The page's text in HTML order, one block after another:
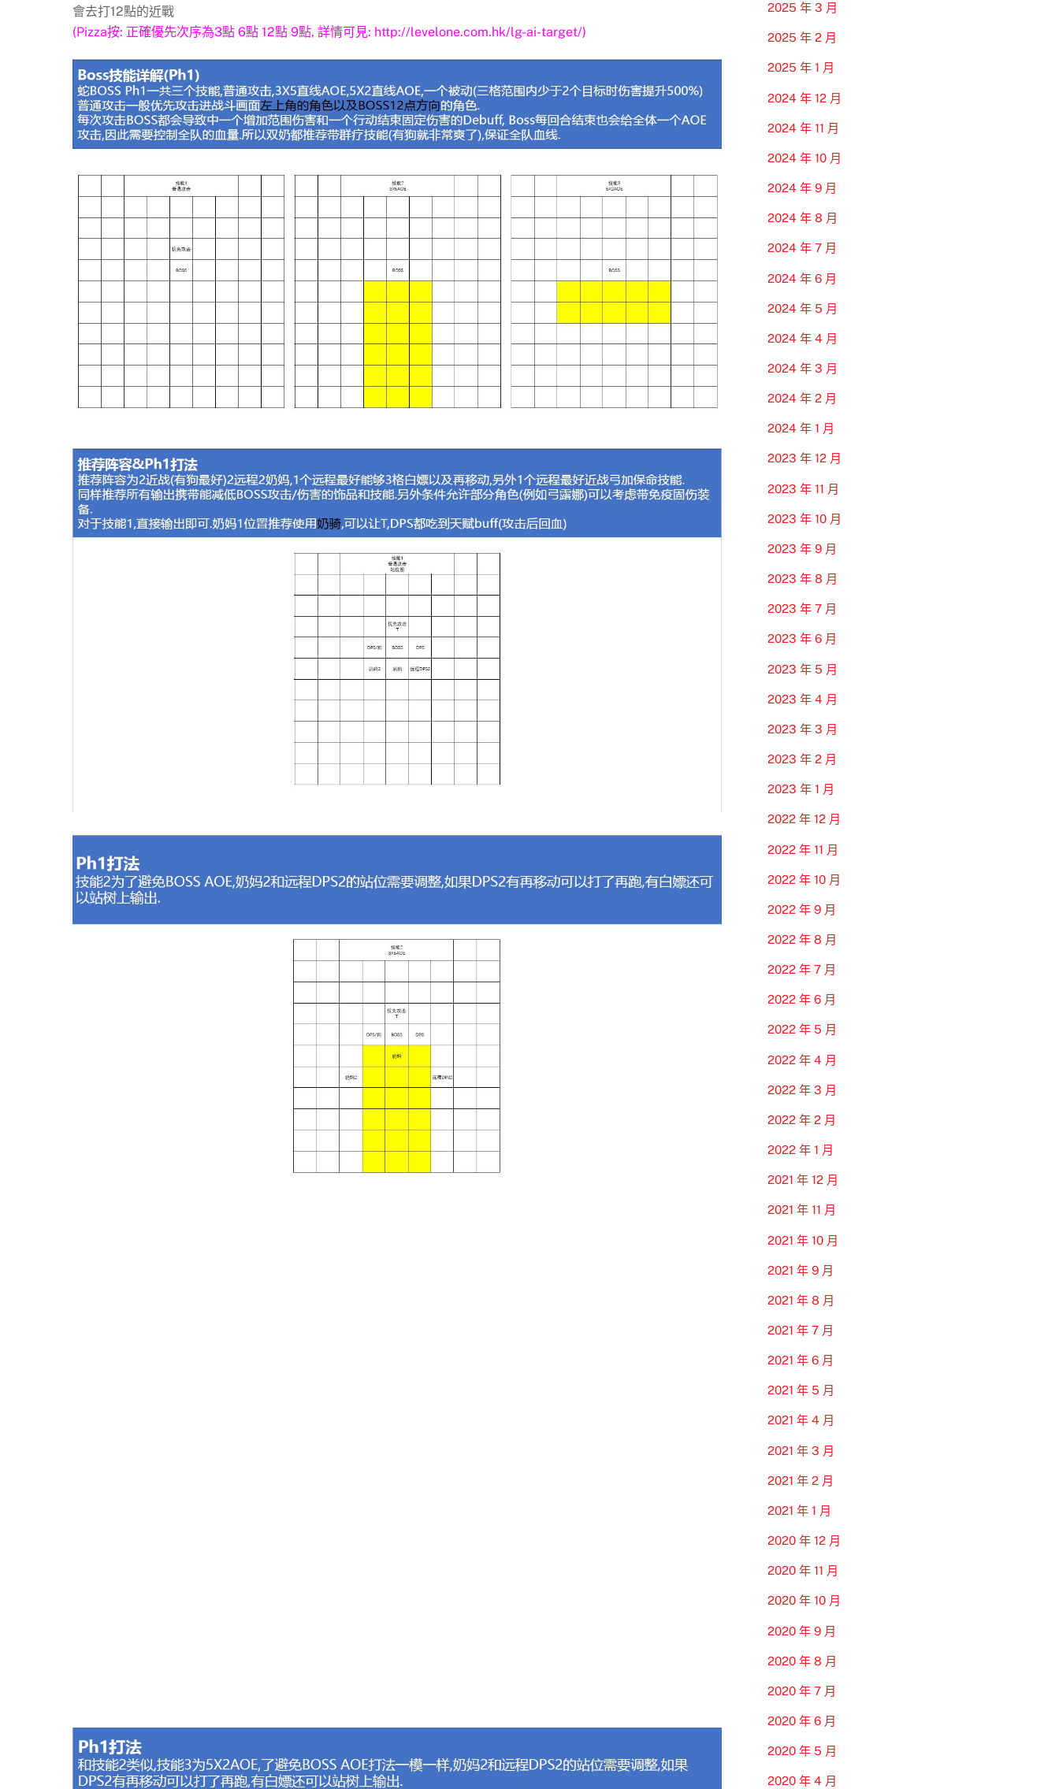
會去打12點的近戰
(Pizza按: 正確優先次序為3點 6點 12點 9點, 詳情可見: http://levelone.com.hk/lg-ai-target/)
2025 年 3 月
2025 年 2 月
2025 年 1 月
2024 年 12 月
2024 年 11 月
2024 年 10 月
2024 年 9 月
2024 年 8 月
2024 年 7 月
2024 年 6 月
2024 年 5 月
2024 年 4 月
2024 年 3 月
2024 年 2 月
2024 年 1 月
2023 年 12 月
2023 年 11 月
2023 年 10 月
2023 年 9 月
2023 年 8 月
2023 年 7 月
2023 年 6 月
2023 年 5 月
2023 年 4 月
2023 年 3 月
2023 年 2 月
2023 年 1 月
2022 年 12 月
2022 年 11 月
2022 年 10 月
2022 年 9 月
2022 年 8 月
2022 年 7 月
2022 年 6 月
2022 年 5 月
2022 年 4 月
2022 年 3 月
2022 年 2 月
2022 年 1 月
2021 年 12 月
2021 年 11 月
2021 年 10 月
2021 年 9 月
2021 年 8 月
2021 年 7 月
2021 年 6 月
2021 年 5 月
2021 年 4 月
2021 年 3 月
2021 年 2 月
2021 年 1 月
2020 年 12 月
2020 年 11 月
2020 年 10 月
2020 年 9 月
2020 年 8 月
2020 年 7 月
2020 年 6 月
2020 年 5 月
2020 年 4 月